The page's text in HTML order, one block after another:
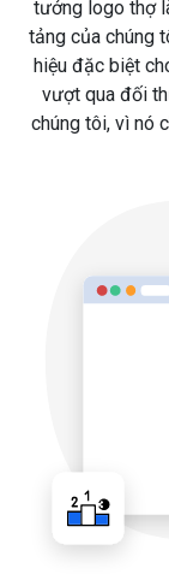
tưởng logo thợ
tảng của chúng
hiệu đặc biệt
vượt qua đối
chúng tôi, vì nó